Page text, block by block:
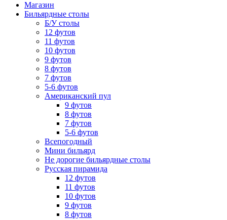
Магазин
Бильярдные столы
Б/У столы
12 футов
11 футов
10 футов
9 футов
8 футов
7 футов
5-6 футов
Американский пул
9 футов
8 футов
7 футов
5-6 футов
Всепогодный
Мини бильярд
Не дорогие бильярдные столы
Русская пирамида
12 футов
11 футов
10 футов
9 футов
8 футов